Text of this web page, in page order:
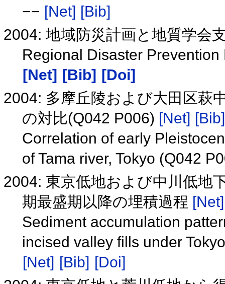
−− [Net] [Bib]
2004: 地域防災計画と地質学会
Regional Disaster
[Net] [Bib] [Doi]
2004: 多摩丘陵および大田区萩
の対比(Q042 P006) [Net] [Bib]
Correlation of early
of Tama river, Tokyo (Q042
2004: 東京低地および中川低地
期最盛期以降の埋積過程 [Net]
Sediment accumulation
incised valley fills under
[Net] [Bib] [Doi]